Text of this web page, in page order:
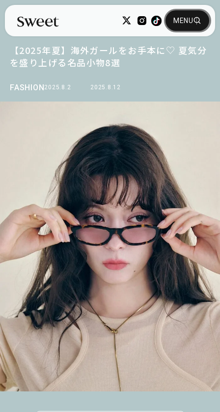
FASHION2025.8.2 2025.8.12
【2025年夏】海外ガールをお手本に♡ 夏気分
を盛り上げる名品小物8選